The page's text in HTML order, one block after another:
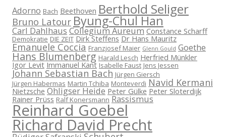
Adorno Bach Beethoven Berthold Seliger
Bruno Latour Byung-Chul Han
Carl Dahlhaus Collegium Aureum Constance Scharff
Demokratie DIE ZEIT Dirk Steffens Dr Hans Mauritz
Emanuele Coccia Franzjosef Maier Glenn Gould Goethe
Hans Blumenberg Harald Lesch Herfried Münkler
Igor Levit Immanuel Kant Isabelle Faust Jens Jessen
Johann Sebastian Bach Jürgen Giersch
Jürgen Habermas Martin Tchiba Monteverdi Navid Kermani
Nietzsche Ohligser Heide Peter Gülke Peter Sloterdijk
Rainer Prüss Ralf Konersmann Rassismus
Reinhard Goebel
Richard David Precht